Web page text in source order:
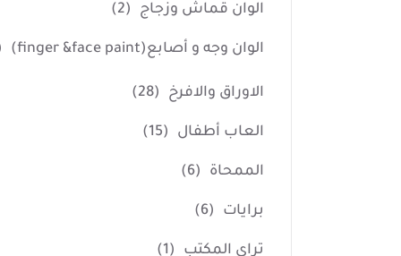
الوان قماش وزجاج (2)
الوان وجه و أصابع(finger &face paint)
الاوراق والافرخ (28)
العاب أطفال (15)
الممحاة (6)
برايات (6)
تراي المكتب (1)